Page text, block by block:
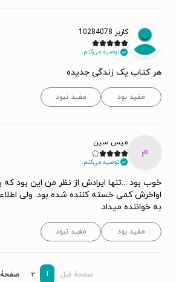
کاربر 10284078
توصیه می‌کنم.
هر کتاب یک زندگی جدیده
مفید بود مفید نبود
م
میس سین
توصیه می‌کنم.
خوب بود ...تنها ایرادش از نظر من این بود که
اواخرش کمی خسته کننده شده بود. ولی
به خواننده میداد.
مفید بود مفید نبود
صفحۀ قبل ۱ ۲ صفحۀ